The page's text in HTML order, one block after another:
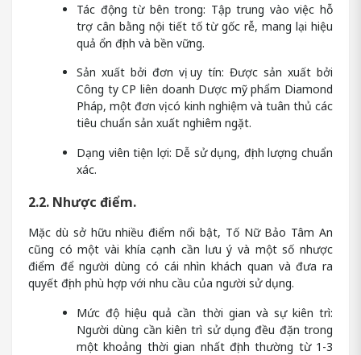
Tác động từ bên trong: Tập trung vào việc hỗ
trợ cân bằng nội tiết tố từ gốc rễ, mang lại hiệu
quả ổn định và bền vững.
Sản xuất bởi đơn vị uy tín: Được sản xuất bởi
Công ty CP liên doanh Dược mỹ phẩm Diamond
Pháp, một đơn vị có kinh nghiệm và tuân thủ các
tiêu chuẩn sản xuất nghiêm ngặt.
Dạng viên tiện lợi: Dễ sử dụng, định lượng chuẩn
xác.
2.2. Nhược điểm.
Mặc dù sở hữu nhiều điểm nổi bật, Tố Nữ Bảo Tâm An
cũng có một vài khía cạnh cần lưu ý và một số nhược
điểm để người dùng có cái nhìn khách quan và đưa ra
quyết định phù hợp với nhu cầu của người sử dụng.
Mức độ hiệu quả cần thời gian và sự kiên trì:
Người dùng cần kiên trì sử dụng đều đặn trong
một khoảng thời gian nhất định thường từ 1-3